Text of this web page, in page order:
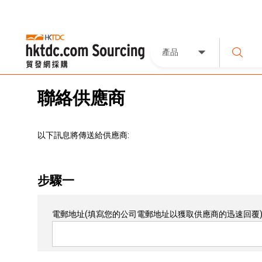
產品
聯絡供應商
以下訊息將傳送給供應商:
步驟一
電郵地址(填寫您的公司電郵地址以獲取供應商的迅速回覆)